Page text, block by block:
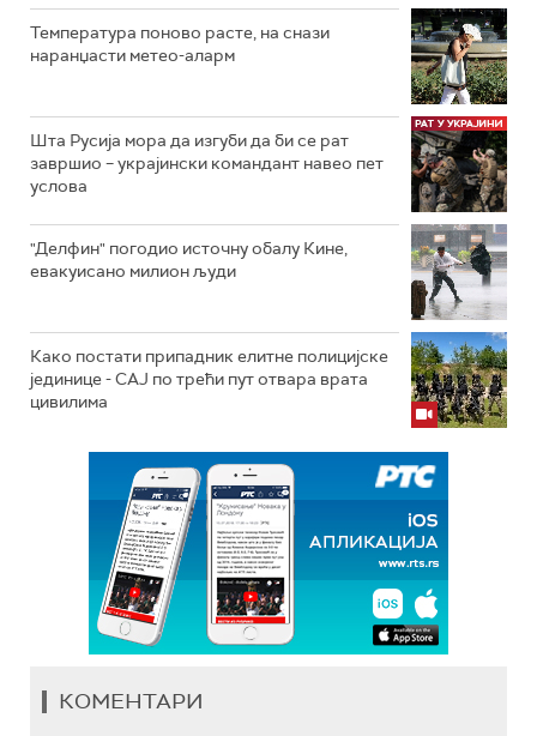
Температура поново расте, на снази
наранџасти метео-аларм
Шта Русија мора да изгуби да би се рат
завршио – украјински командант навео пет
услова
"Делфин" погодио источну обалу Кине,
евакуисано милион људи
Како постати припадник елитне полицијске
јединице - СAJ по трећи пут отвара врата
цивилима
КОМЕНТАРИ